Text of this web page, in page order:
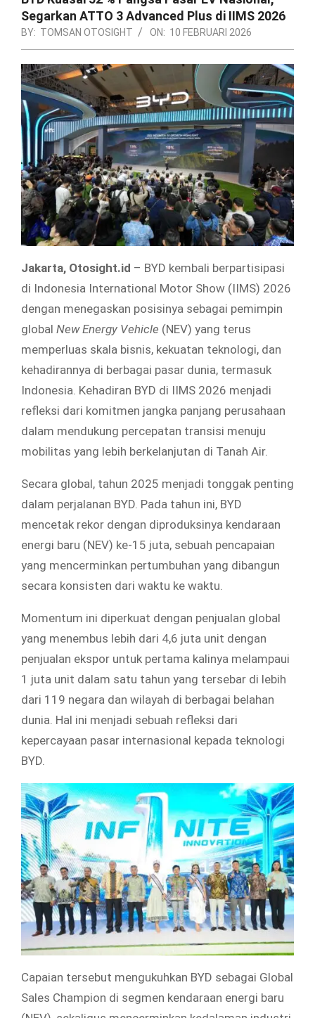
Segarkan ATTO 3 Advanced Plus di IIMS 2026
BY: TOMSAN OTOSIGHT ON: 10 FEBRUARI 2026
Jakarta, Otosight.id – BYD kembali berpartisipasi
di Indonesia International Motor Show (IIMS) 2026
dengan menegaskan posisinya sebagai pemimpin
global New Energy Vehicle (NEV) yang terus
memperluas skala bisnis, kekuatan teknologi, dan
kehadirannya di berbagai pasar dunia, termasuk
Indonesia. Kehadiran BYD di IIMS 2026 menjadi
refleksi dari komitmen jangka panjang perusahaan
dalam mendukung percepatan transisi menuju
mobilitas yang lebih berkelanjutan di Tanah Air.
Secara global, tahun 2025 menjadi tonggak penting
dalam perjalanan BYD. Pada tahun ini, BYD
mencetak rekor dengan diproduksinya kendaraan
energi baru (NEV) ke-15 juta, sebuah pencapaian
yang mencerminkan pertumbuhan yang dibangun
secara konsisten dari waktu ke waktu.
Momentum ini diperkuat dengan penjualan global
yang menembus lebih dari 4,6 juta unit dengan
penjualan ekspor untuk pertama kalinya melampaui
1 juta unit dalam satu tahun yang tersebar di lebih
dari 119 negara dan wilayah di berbagai belahan
dunia. Hal ini menjadi sebuah refleksi dari
kepercayaan pasar internasional kepada teknologi
BYD.
Capaian tersebut mengukuhkan BYD sebagai Global
Sales Champion di segmen kendaraan energi baru